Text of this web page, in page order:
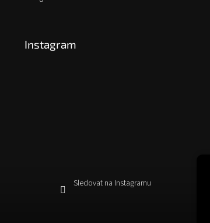
Instagram
Sledovat na Instagramu